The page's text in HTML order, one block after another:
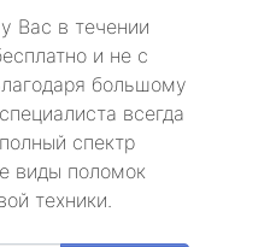
Вас в течении
и не с
большому
всегда
спектр
виды поломок
техники.